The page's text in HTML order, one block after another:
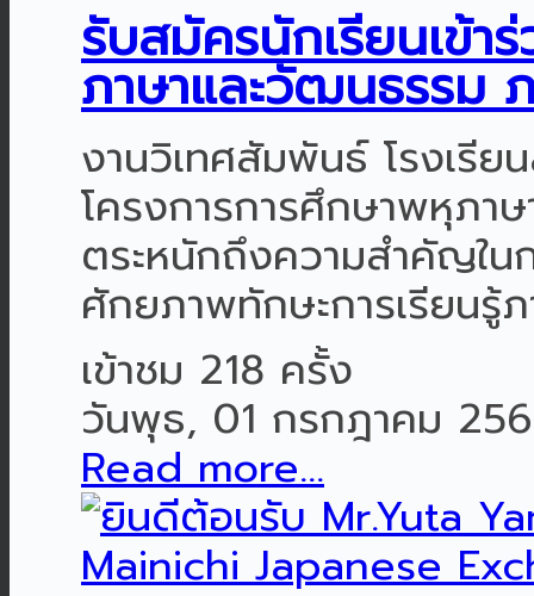
รับสมัครนักเรียนเข้า
ภาษาและวัฒนธรรม
งานวิเทศสัมพันธ์ โรงเรี
โครงการการศึกษาพหุภ
ตระหนักถึงความสำคัญใน
ศักยภาพทักษะการเรียนรู้ภ
เข้าชม 218 ครั้ง
วันพุธ, 01 กรกฎาคม
Read more...